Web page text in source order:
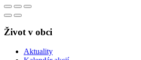
Život v obci
Aktuality